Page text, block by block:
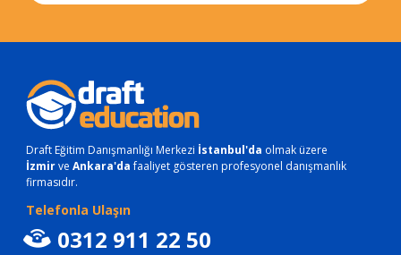
Draft Eğitim Danışmanlığı Merkezi İstanbul'da olmak üzere
İzmirve Ankara'dafaaliyet gösteren profesyonel danışmanlık
firmasıdır.
Telefonla Ulaşın
0312 911 22 50